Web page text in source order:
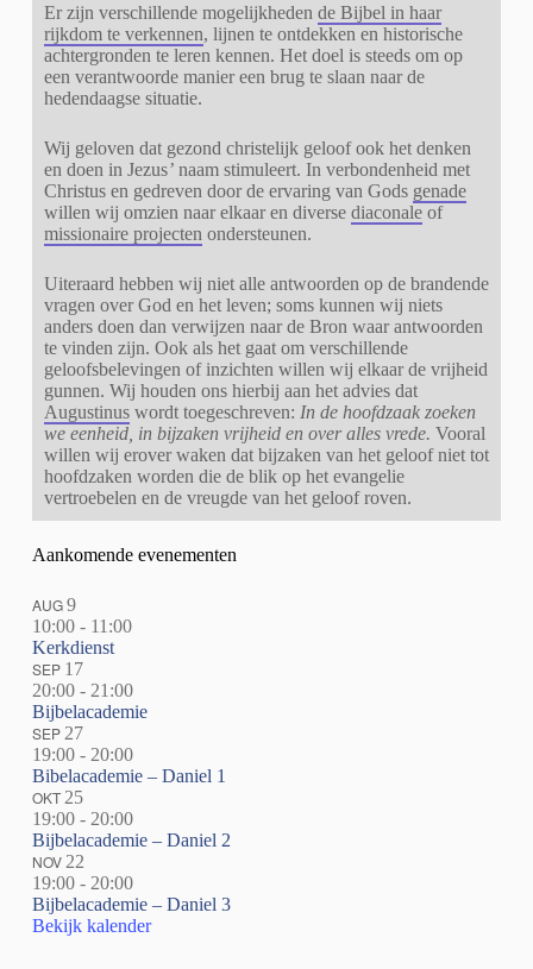
Er zijn verschillende mogelijkheden de Bijbel in haar
rijkdom te verkennen, lijnen te ontdekken en historische
achtergronden te leren kennen. Het doel is steeds om op
een verantwoorde manier een brug te slaan naar de
hedendaagse situatie.
Wij geloven dat gezond christelijk geloof ook het denken
en doen in Jezus’naam stimuleert. In verbondenheid met
Christus en gedreven door de ervaring van Gods genade
willen wij omzien naar elkaar en diverse diaconaleof
missionaire projecten ondersteunen.
Uiteraard hebben wij niet alle antwoorden op de brandende
vragen over God en het leven; soms kunnen wij niets
anders doen dan verwijzen naar de Bron waar antwoorden
te vinden zijn. Ook als het gaat om verschillende
geloofsbelevingen of inzichten willen wij elkaar de vrijheid
gunnen. Wij houden ons hierbij aan het advies dat
Augustinuswordt toegeschreven: In de hoofdzaak zoeken
we eenheid, in bijzaken vrijheid en over alles vrede. Vooral
willen wij erover waken dat bijzaken van het geloof niet tot
hoofdzaken worden die de blik op het evangelie
vertroebelen en de vreugde van het geloof roven.
Aankomende evenementen
AUG9
10:00- 11:00
Kerkdienst
SEP 17
20:00- 21:00
Bijbelacademie
SEP 27
19:00- 20:00
Bibelacademie – Daniel 1
OKT 25
19:00- 20:00
Bijbelacademie – Daniel 2
NOV 22
19:00- 20:00
Bijbelacademie – Daniel 3
Bekijk kalender